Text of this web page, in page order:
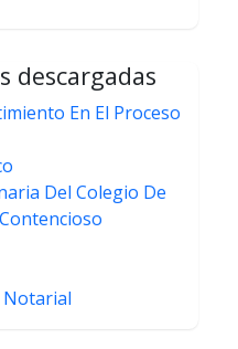
descargadas
En El Proceso
Del Colegio De
Notarial